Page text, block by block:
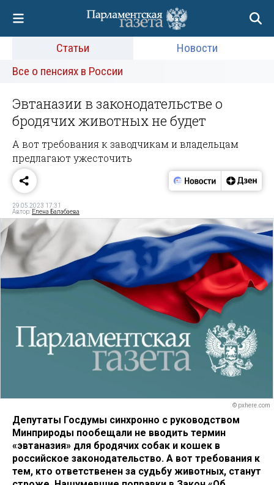
Статьи
Новости
Все о пенсиях в России
Эвтаназии в законодательстве о
бродячих животных не будет
А вот требования к заводчикам и владельцам
предлагают ужесточить
29.05.2023 17:31
Автор: Елена Балабаева
© pxhere.com
Депутаты Госдумы синхронно с руководством
Минприроды пообещали не вводить термин
«эвтаназия» для бродячих собак и кошек в
российское законодательство. А вот требования к
тем, кто ответственен за судьбу животных, станут